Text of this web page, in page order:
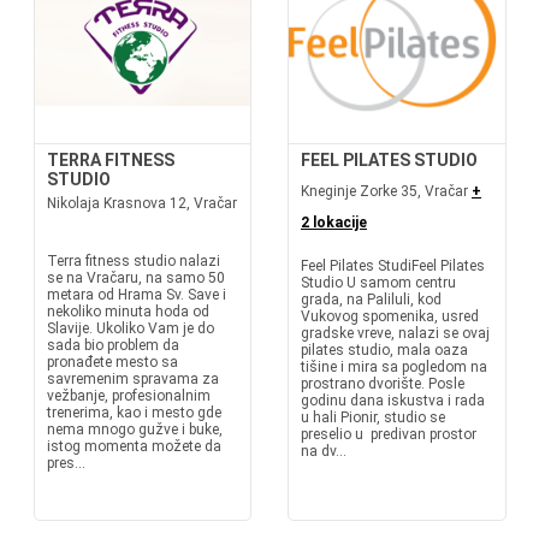
TERRA FITNESS
STUDIO
Nikolaja Krasnova 12, Vračar
Terra fitness studio nalazi
se na Vračaru, na samo 50
metara od Hrama Sv. Save i
nekoliko minuta hoda od
Slavije. Ukoliko Vam je do
sada bio problem da
pronađete mesto sa
savremenim spravama za
vežbanje, profesionalnim
trenerima, kao i mesto gde
nema mnogo gužve i buke,
istog momenta možete da
pres...
FEEL PILATES STUDIO
Kneginje Zorke 35, Vračar +
2 lokacije
Feel Pilates StudiFeel Pilates
Studio U samom centru
grada, na Paliluli, kod
Vukovog spomenika, usred
gradske vreve, nalazi se ovaj
pilates studio, mala oaza
tišine i mira sa pogledom na
prostrano dvorište. Posle
godinu dana iskustva i rada
u hali Pionir, studio se
preselio u predivan prostor
na dv...